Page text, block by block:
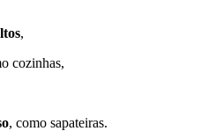
,
cozinhas,
, como sapateiras.